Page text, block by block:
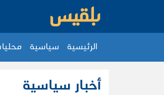
الرئيسية سياسية
أخبار سياسية